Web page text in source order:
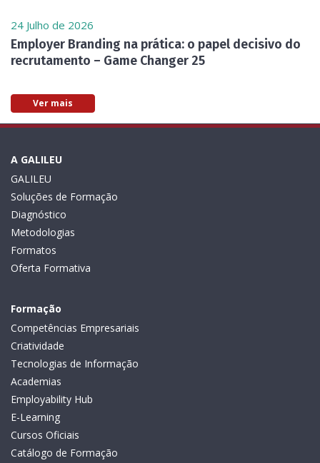
24 Julho de 2026
Employer Branding na prática: o papel decisivo do
recrutamento – Game Changer 25
Ver mais
A GALILEU
GALILEU
Soluções de Formação
Diagnóstico
Metodologias
Formatos
Oferta Formativa
Formação
Competências Empresariais
Criatividade
Tecnologias de Informação
Academias
Employability Hub
E-Learning
Cursos Oficiais
Catálogo de Formação